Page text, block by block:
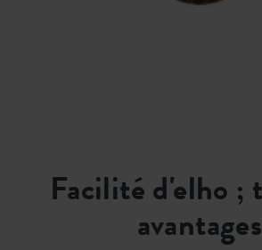
Facilité d'elho ;
avantages